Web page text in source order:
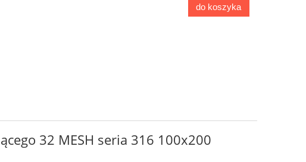
do koszyka
32 MESH seria 316 100x200